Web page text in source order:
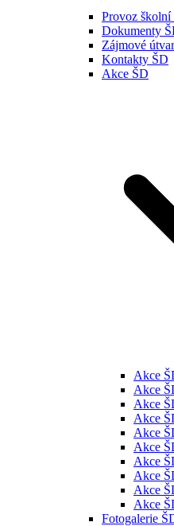
Provoz
Dokumenty
Zájmové
Kontakty ŠD
Akce ŠD
Akce
Akce
Akce
Akce
Akce
Akce
Akce
Akce
Akce
Akce
Fotogalerie